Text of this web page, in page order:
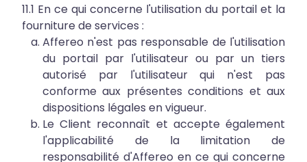
11.1 En ce qui concerne l'utilisation du portail et la
fourniture de services :
Affereo n'est pas responsable de l'utilisation
du portail par l'utilisateur ou par un tiers
autorisé par l'utilisateur qui n'est pas
conforme aux présentes conditions et aux
dispositions légales en vigueur.
Le Client reconnaît et accepte également
l'applicabilité de la limitation de
responsabilité d'Affereo en ce qui concerne